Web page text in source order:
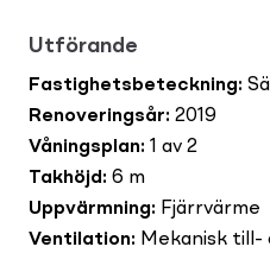
Utförande
Fastighetsbeteckning:
Renoveringsår: 2019
Våningsplan: 1 av 2
Takhöjd : 6 m
Uppvärmning: Fjärrvärme
Ventilation: Mekanisk